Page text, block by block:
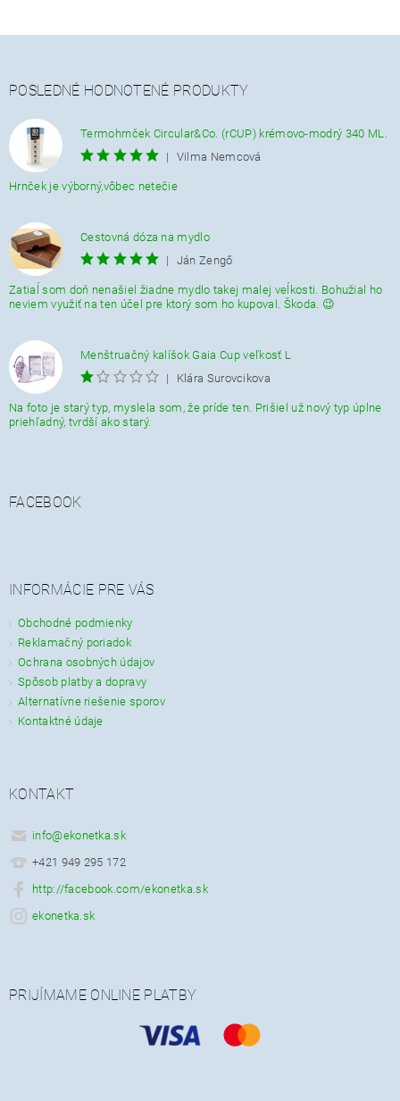
POSLEDNÉ HODNOTENÉ PRODUKTY
Termohrnček Circular&Co. (rCUP) krémovo-modrý 340 ML.
|
Vilma Nemcová
Hrnček je výborný,vôbec netečie
Cestovná dóza na mydlo
|
Ján Zengő
Zatiaĺ som doň nenašiel žiadne mydlo takej malej veĺkosti. Bohužial ho
neviem využiť na ten účel pre ktorý som ho kupoval. Škoda. 😉
Menštruačný kalíšok Gaia Cup veľkosť L
|
Klára Surovcikova
Na foto je starý typ, myslela som, že príde ten. Prišiel už nový typ úplne
priehľadný, tvrdší ako starý.
FACEBOOK
INFORMÁCIE PRE VÁS
Obchodné podmienky
Reklamačný poriadok
Ochrana osobných údajov
Spôsob platby a dopravy
Alternatívne riešenie sporov
Kontaktné údaje
KONTAKT
info@ekonetka.sk
+421 949 295 172
http://facebook.com/ekonetka.sk
ekonetka.sk
PRIJÍMAME ONLINE PLATBY